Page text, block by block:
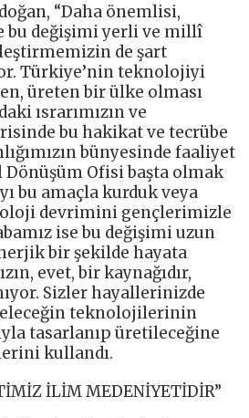
“Daha önemlisi,
bu değişimi yerli ve millî
de şart
Türkiye’nin teknolojiyi
üreten bir ülke olması
ısrarımızın ve
bu hakikat ve tecrübe
bünyesinde faaliyet
Ofisi başta olmak
bu amaçla kurduk veya
devrimini gençlerimizle
ise bu değişimi uzun
bir şekilde hayata
evet, bir kaynağıdır,
Sizler hayallerinizde
teknolojilerinin
tasarlanıp üretileceğine
kullandı.
İLİM MEDENİYETİDİR”